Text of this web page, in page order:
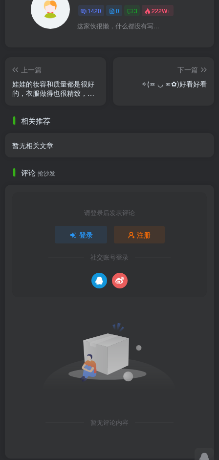
1420 0 3 222W+
这家伙很懒，什么都没有写...
上一篇
娃娃的妆容和质量都是很好
的，衣服做得也很精致，很
很有 ......
下一篇
✧(≖ ◡ ≖✿)好看好看
相关推荐
暂无相关文章
评论 抢沙发
请登录后发表评论
登录 注册
社交账号登录
暂无评论内容